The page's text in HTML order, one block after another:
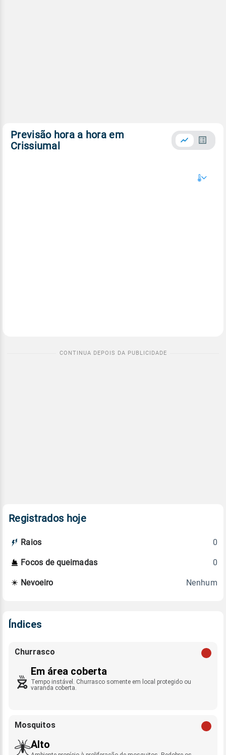
Previsão hora a hora em
Crissiumal
Registrados hoje
Raios 0
Focos de queimadas 0
Nevoeiro Nenhum
Índices
Churrasco
Em área coberta
Tempo instável. Churrasco somente em local protegido ou
varanda coberta.
Mosquitos
Alto